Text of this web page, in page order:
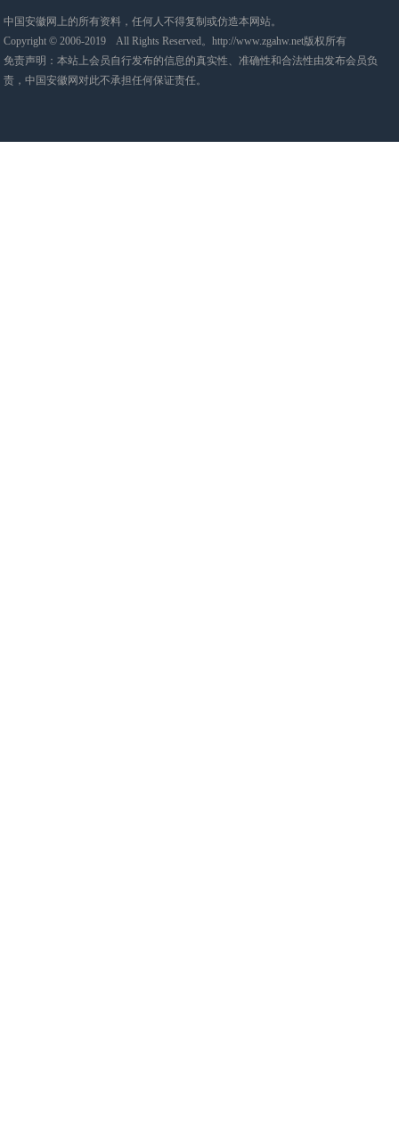
中国安徽网上的所有资料，任何人不得复制或仿造本网站。
Copyright © 2006-2019 All Rights Reserved。http://www.zgahw.net版权所有
免责声明：本站上会员自行发布的信息的真实性、准确性和合法性由发布会员负
责，中国安徽网对此不承担任何保证责任。